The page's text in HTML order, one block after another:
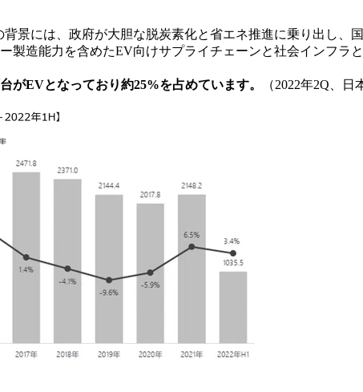
景には、政府が大胆な脱炭素化と省エネ推進に乗り出し、
製造能力を含めたEV向けサプライチェーンと社会インフラ
がEVとなっており約25%を占めています。 （2022年2Q、日